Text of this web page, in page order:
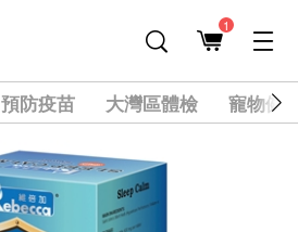
1
預防疫苗 大灣區體檢 寵物健